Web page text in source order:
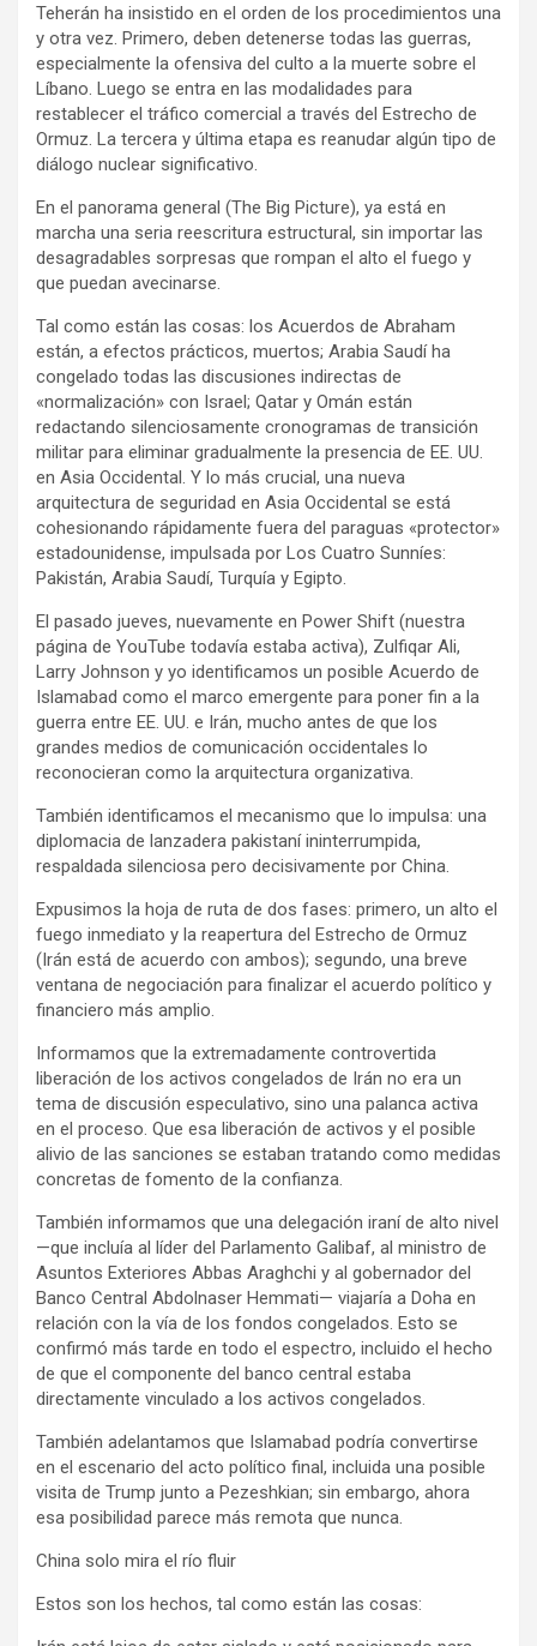
Teherán ha insistido en el orden de los procedimientos una
y otra vez. Primero, deben detenerse todas las guerras,
especialmente la ofensiva del culto a la muerte sobre el
Líbano. Luego se entra en las modalidades para
restablecer el tráfico comercial a través del Estrecho de
Ormuz. La tercera y última etapa es reanudar algún tipo de
diálogo nuclear significativo.
En el panorama general (The Big Picture), ya está en
marcha una seria reescritura estructural, sin importar las
desagradables sorpresas que rompan el alto el fuego y
que puedan avecinarse.
Tal como están las cosas: los Acuerdos de Abraham
están, a efectos prácticos, muertos; Arabia Saudí ha
congelado todas las discusiones indirectas de
«normalización» con Israel; Qatar y Omán están
redactando silenciosamente cronogramas de transición
militar para eliminar gradualmente la presencia de EE. UU.
en Asia Occidental. Y lo más crucial, una nueva
arquitectura de seguridad en Asia Occidental se está
cohesionando rápidamente fuera del paraguas «protector»
estadounidense, impulsada por Los Cuatro Sunníes:
Pakistán, Arabia Saudí, Turquía y Egipto.
El pasado jueves, nuevamente en Power Shift (nuestra
página de YouTube todavía estaba activa), Zulfiqar Ali,
Larry Johnson y yo identificamos un posible Acuerdo de
Islamabad como el marco emergente para poner fin a la
guerra entre EE. UU. e Irán, mucho antes de que los
grandes medios de comunicación occidentales lo
reconocieran como la arquitectura organizativa.
También identificamos el mecanismo que lo impulsa: una
diplomacia de lanzadera pakistaní ininterrumpida,
respaldada silenciosa pero decisivamente por China.
Expusimos la hoja de ruta de dos fases: primero, un alto el
fuego inmediato y la reapertura del Estrecho de Ormuz
(Irán está de acuerdo con ambos); segundo, una breve
ventana de negociación para finalizar el acuerdo político y
financiero más amplio.
Informamos que la extremadamente controvertida
liberación de los activos congelados de Irán no era un
tema de discusión especulativo, sino una palanca activa
en el proceso. Que esa liberación de activos y el posible
alivio de las sanciones se estaban tratando como medidas
concretas de fomento de la confianza.
También informamos que una delegación iraní de alto nivel
—que incluía al líder del Parlamento Galibaf, al ministro de
Asuntos Exteriores Abbas Araghchi y al gobernador del
Banco Central Abdolnaser Hemmati— viajaría a Doha en
relación con la vía de los fondos congelados. Esto se
confirmó más tarde en todo el espectro, incluido el hecho
de que el componente del banco central estaba
directamente vinculado a los activos congelados.
También adelantamos que Islamabad podría convertirse
en el escenario del acto político final, incluida una posible
visita de Trump junto a Pezeshkian; sin embargo, ahora
esa posibilidad parece más remota que nunca.
China solo mira el río fluir
Estos son los hechos, tal como están las cosas: